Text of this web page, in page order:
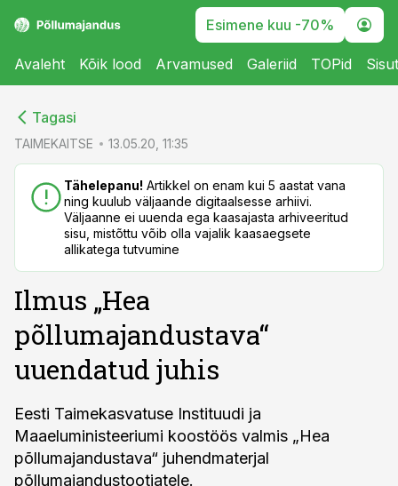
Esimene kuu -70%
Avaleht Kõik lood Arvamused Galeriid TOPid
Tagasi
TAIMEKAITSE 13.05.20, 11:35
Tähelepanu! Artikkel on enam kui 5 aastat vana
ning kuulub väljaande digitaalsesse arhiivi.
Väljaanne ei uuenda ega kaasajasta arhiveeritud
sisu, mistõttu võib olla vajalik kaasaegsete
allikatega tutvumine
Ilmus „Hea
põllumajandustava“
uuendatud juhis
Eesti Taimekasvatuse Instituudi ja
Maaeluministeeriumi koostöös valmis „Hea
põllumajandustava“ juhendmaterjal
põllumajandustootjatele.